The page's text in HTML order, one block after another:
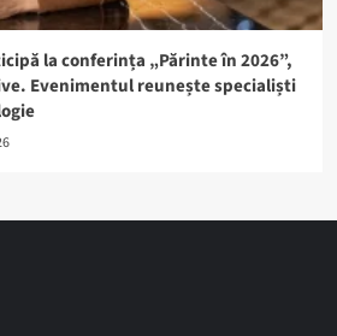
la conferința „Părinte în 2026”,
Evenimentul reunește specialiști